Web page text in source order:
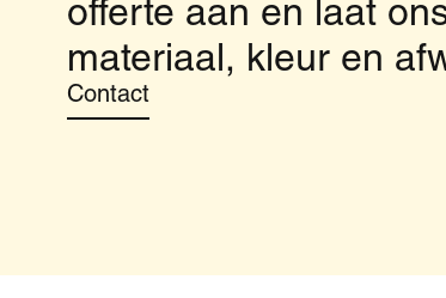
offerte aan en laat
materiaal, kleur en
Contact